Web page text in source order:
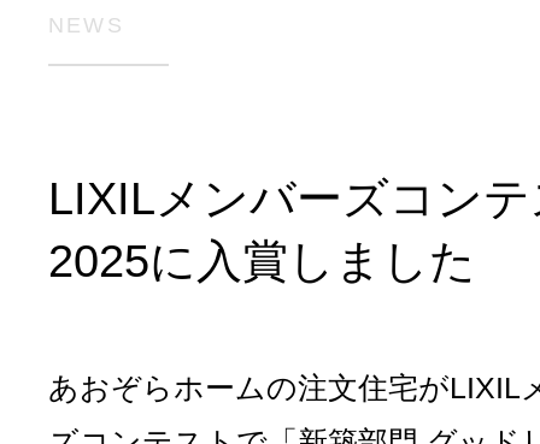
NEWS
LIXILメンバーズコン
2025に入賞しました
あおぞらホームの注文住宅がLIXIL